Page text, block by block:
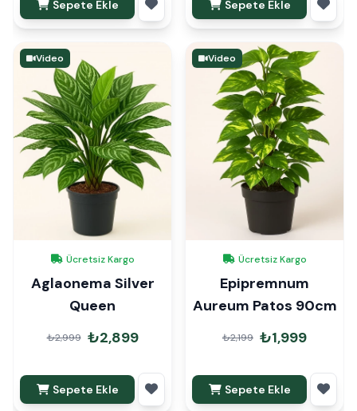
Sepete Ekle Sepete Ekle
Video
Ücretsiz Kargo
Aglaonema Silver
Queen
₺2,999 ₺2,899
Sepete Ekle
Video
Ücretsiz Kargo
Epipremnum
Aureum Patos 90cm
₺2,199 ₺1,999
Sepete Ekle